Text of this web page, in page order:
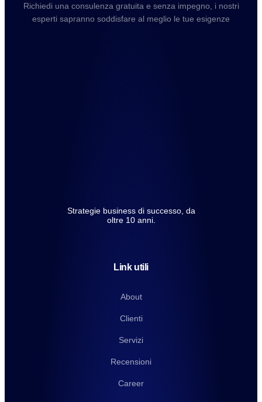
Richiedi una consulenza gratuita e senza impegno, i nostri
esperti sapranno soddisfare al meglio le tue esigenze
Strategie business di successo, da
oltre 10 anni.
Link utili
About
Clienti
Servizi
Recensioni
Career